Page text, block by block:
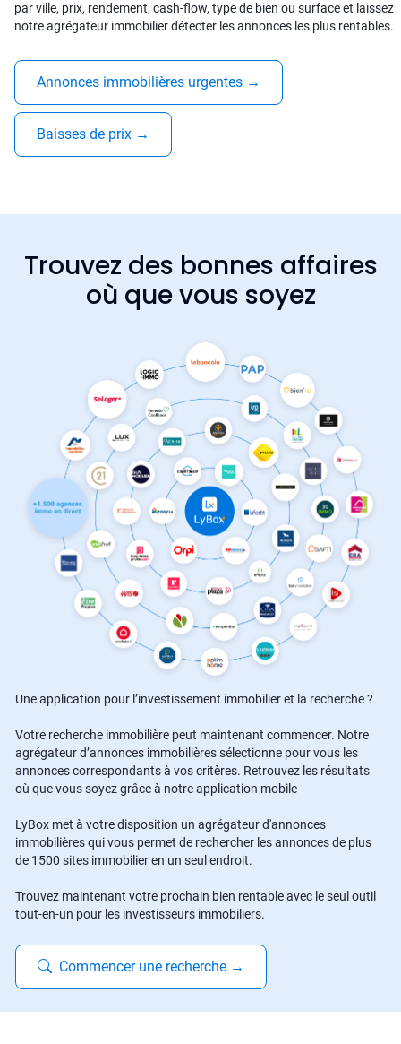
par ville, prix, rendement, cash-flow, type de bien ou surface et laissez
notre agrégateur immobilier détecter les annonces les plus rentables.
Annonces immobilières urgentes →
Baisses de prix →
Trouvez des bonnes affaires
où que vous soyez
Une application pour l’investissement immobilier et la recherche ?
Votre recherche immobilière peut maintenant commencer. Notre
agrégateur d’annonces immobilières sélectionne pour vous les
annonces correspondants à vos critères. Retrouvez les résultats
où que vous soyez grâce à notre application mobile
LyBox met à votre disposition un agrégateur d'annonces
immobilières qui vous permet de rechercher les annonces de plus
de 1500 sites immobilier en un seul endroit.
Trouvez maintenant votre prochain bien rentable avec le seul outil
tout-en-un pour les investisseurs immobiliers.
Commencer une recherche →